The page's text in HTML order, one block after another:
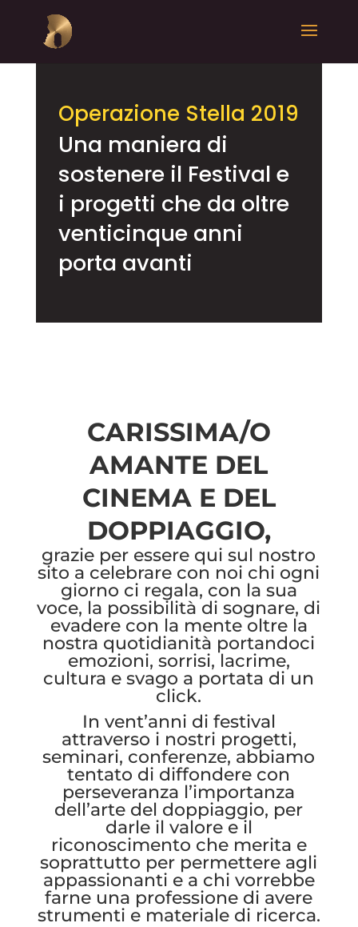
Operazione Stella 2019
Una maniera di
sostenere il Festival e
i progetti che da oltre
venticinque anni
porta avanti
CARISSIMA/O
AMANTE DEL
CINEMA E DEL
DOPPIAGGIO,
grazie per essere qui sul nostro
sito a celebrare con noi chi ogni
giorno ci regala, con la sua
voce, la possibilità di sognare, di
evadere con la mente oltre la
nostra quotidianità portandoci
emozioni, sorrisi, lacrime,
cultura e svago a portata di un
click.
In vent’anni di festival
attraverso i nostri progetti,
seminari, conferenze, abbiamo
tentato di diffondere con
perseveranza l’importanza
dell’arte del doppiaggio, per
darle il valore e il
riconoscimento che merita e
soprattutto per permettere agli
appassionanti e a chi vorrebbe
farne una professione di avere
strumenti e materiale di ricerca.